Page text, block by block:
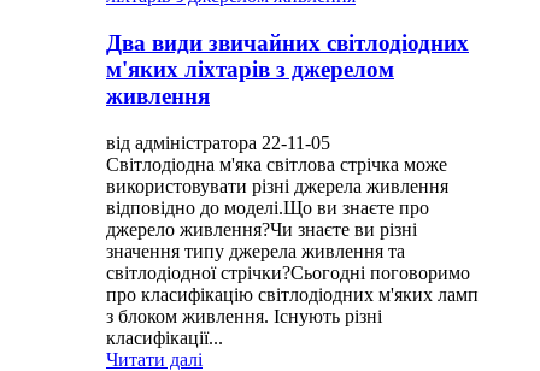
Два види звичайних світлодіодних
м'яких ліхтарів з джерелом
живлення
від адміністратора 22-11-05
Світлодіодна м'яка світлова стрічка може
використовувати різні джерела живлення
відповідно до моделі.Що ви знаєте про
джерело живлення?Чи знаєте ви різні
значення типу джерела живлення та
світлодіодної стрічки?Сьогодні поговоримо
про класифікацію світлодіодних м'яких ламп
з блоком живлення. Існують різні
класифікації...
Читати далі